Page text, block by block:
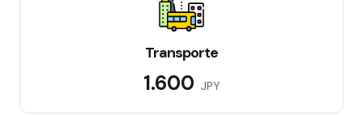
Transporte
1.600 JPY